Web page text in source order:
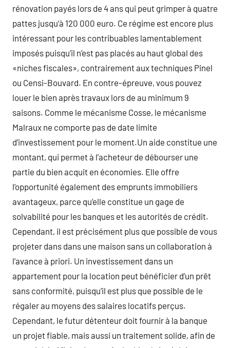
rénovation payés lors de 4 ans qui peut grimper à quatre
pattes jusqu’à 120 000 euro. Ce régime est encore plus
intéressant pour les contribuables lamentablement
imposés puisqu’il n’est pas placés au haut global des
«niches fiscales», contrairement aux techniques Pinel
ou Censi-Bouvard. En contre-épreuve, vous pouvez
louer le bien après travaux lors de au minimum 9
saisons. Comme le mécanisme Cosse, le mécanisme
Malraux ne comporte pas de date limite
d’investissement pour le moment.Un aide constitue une
montant, qui permet à l’acheteur de débourser une
partie du bien acquit en économies. Elle offre
l’opportunité également des emprunts immobiliers
avantageux, parce qu’elle constitue un gage de
solvabilité pour les banques et les autorités de crédit.
Cependant, il est précisément plus que possible de vous
projeter dans dans une maison sans un collaboration à
l’avance à priori. Un investissement dans un
appartement pour la location peut bénéficier d’un prêt
sans conformité, puisqu’il est plus que possible de le
régaler au moyens des salaires locatifs perçus.
Cependant, le futur détenteur doit fournir à la banque
un projet fiable, mais aussi un traitement solide, afin de